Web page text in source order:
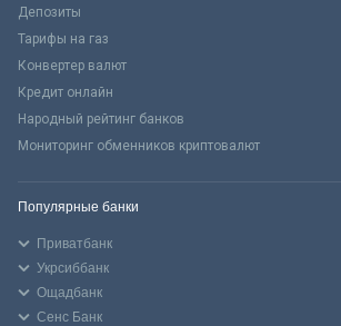
Депозиты
Тарифы на газ
Конвертер валют
Кредит онлайн
Народный рейтинг банков
Мониторинг обменников криптовалют
Популярные банки
Приватбанк
Укрсиббанк
Ощадбанк
Сенс Банк